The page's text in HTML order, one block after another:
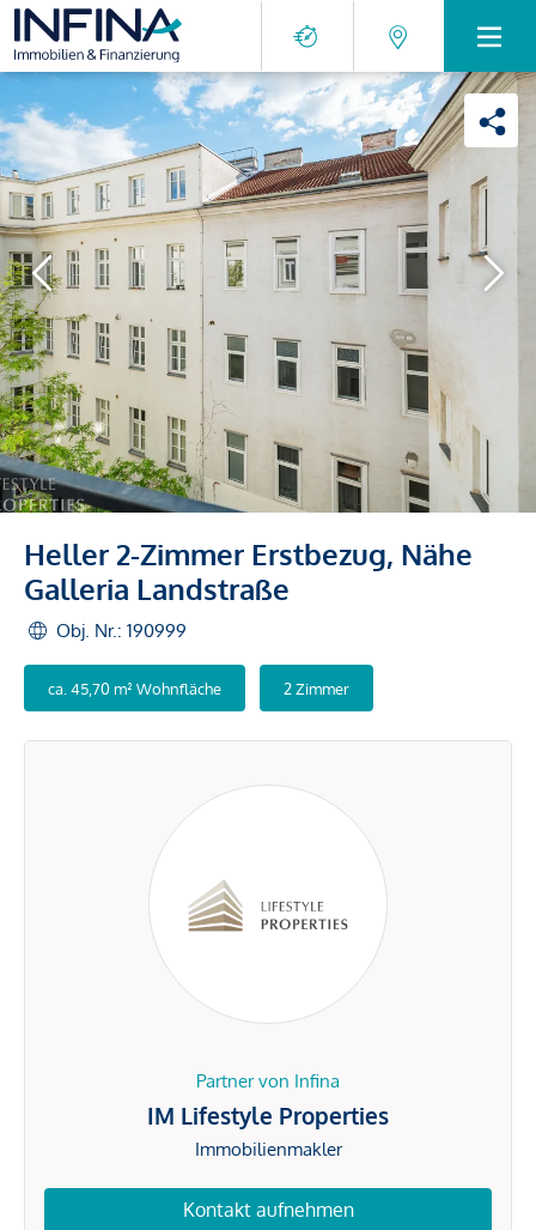
Heller 2-Zimmer Erstbezug, Nähe
Galleria Landstraße
Obj. Nr.: 190999
ca. 45,70 m² Wohnfläche 2 Zimmer
Partner von Infina
IM Lifestyle Properties
Immobilienmakler
Kontakt aufnehmen